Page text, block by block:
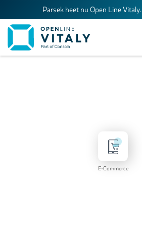
Parsek heet nu Open Line Vitaly.
E-Commerce